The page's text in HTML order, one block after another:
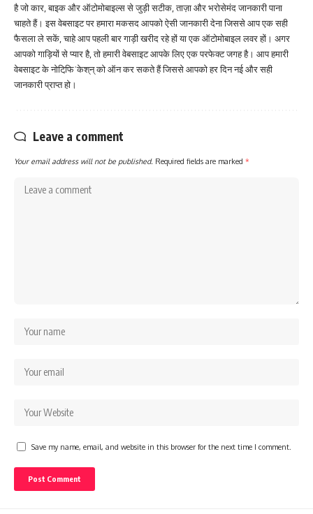
है जो कार, बाइक और ऑटोमोबाइल्स से जुड़ी सटीक, ताज़ा और भरोसेमंद जानकारी पाना
चाहते हैं। इस वेबसाइट पर हमारा मकसद आपको ऐसी जानकारी देना जिससे आप एक सही
फैसला ले सकें, चाहे आप पहली बार गाड़ी खरीद रहे हों या एक ऑटोमोबाइल लवर हों। अगर
आपको गाड़ियों से प्यार है, तो हमारी वेबसाइट आपके लिए एक परफेक्ट जगह है। आप हमारी
वेबसाइट के नोटिफि़ˈकेश्‌न्‌ को ऑन कर सकते हैं जिससे आपको हर दिन नई और सही
जानकारी प्राप्त हो।
Leave a comment
Your email address will not be published. Required fields are marked *
Save my name, email, and website in this browser for the next time I comment.